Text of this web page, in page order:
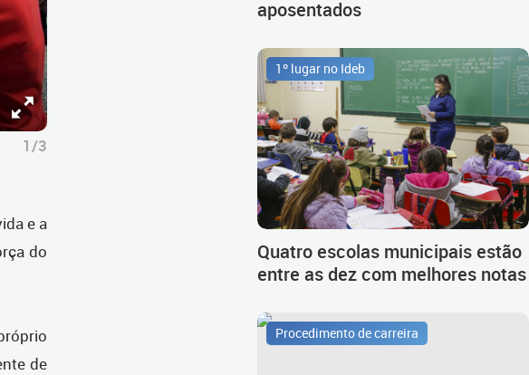
1/3
e a
do
de
aposentados
1º lugar no Ideb
Quatro escolas municipais estão
entre as dez com melhores notas
Procedimento de carreira